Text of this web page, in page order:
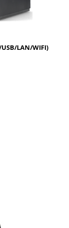
USB/LAN/WIFI)